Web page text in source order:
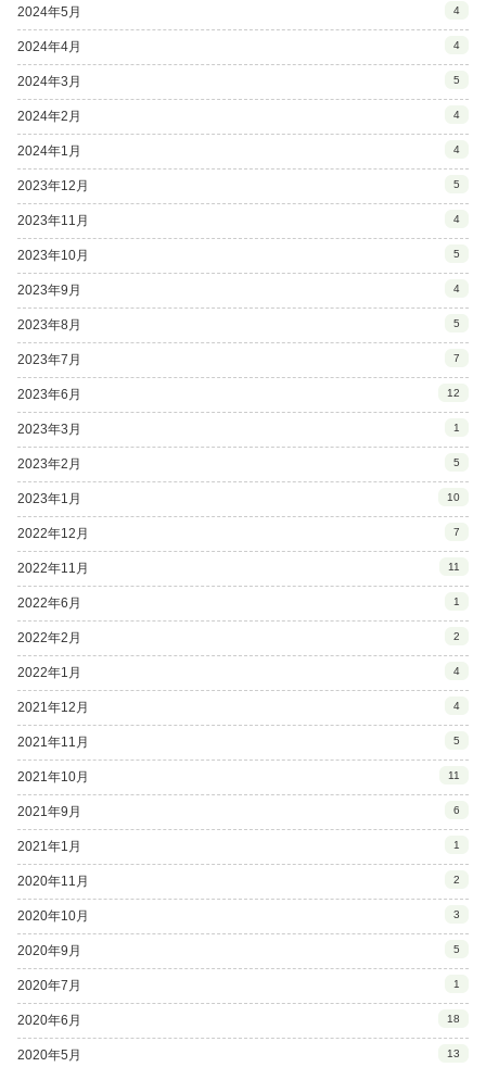
2024年5月 4
2024年4月 4
2024年3月 5
2024年2月 4
2024年1月 4
2023年12月 5
2023年11月 4
2023年10月 5
2023年9月 4
2023年8月 5
2023年7月 7
2023年6月 12
2023年3月 1
2023年2月 5
2023年1月 10
2022年12月 7
2022年11月 11
2022年6月 1
2022年2月 2
2022年1月 4
2021年12月 4
2021年11月 5
2021年10月 11
2021年9月 6
2021年1月 1
2020年11月 2
2020年10月 3
2020年9月 5
2020年7月 1
2020年6月 18
2020年5月 13